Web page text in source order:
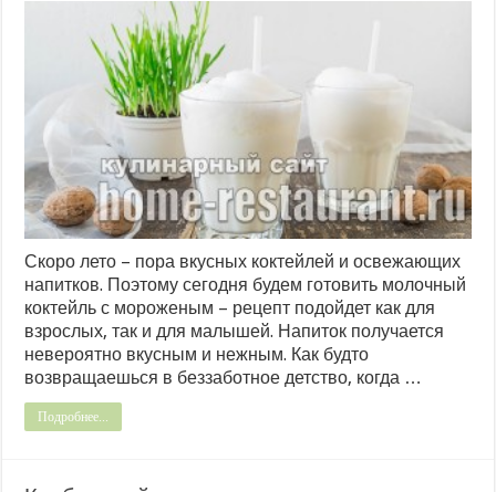
Скоро лето – пора вкусных коктейлей и освежающих
напитков. Поэтому сегодня будем готовить молочный
коктейль с мороженым – рецепт подойдет как для
взрослых, так и для малышей. Напиток получается
невероятно вкусным и нежным. Как будто
возвращаешься в беззаботное детство, когда …
Подробнее...